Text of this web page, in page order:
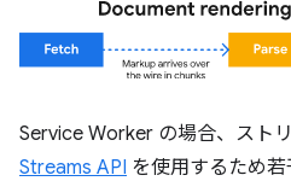
Service Worker の場合、スト
Streams API を使用するため